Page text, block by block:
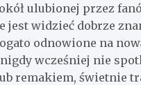
ulubionej przez
jest widzieć dobrze
odnowione na
wcześniej nie
remakiem, świetnie